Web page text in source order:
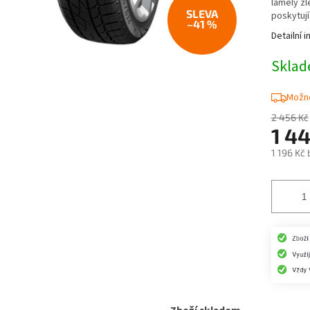
–41 %
2 456 Kč
1
1 196 Kč
lamely
Detailní